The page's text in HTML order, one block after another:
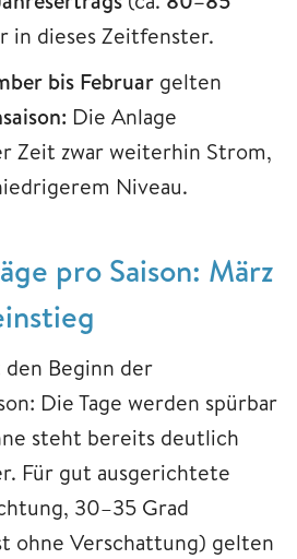
in dieses Zeitfenster.
bis Februar gelten
Die Anlage
Zeit zwar weiterhin Strom,
Niveau.
pro Saison: März
Beginn der
Die Tage werden spürbar
steht bereits deutlich
Für gut ausgerichtete
30–35 Grad
ohne Verschattung) gelten